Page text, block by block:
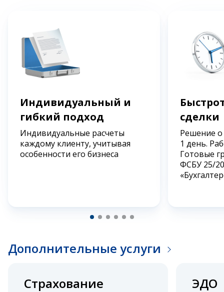
Индивидуальный и
гибкий подход
Индивидуальные расчеты
каждому клиенту, учитывая
особенности его бизнеса
сделки
Решение
1 день.
Готовые
ФСБУ 25/
Дополнительные услуги
Страхование ЭДО